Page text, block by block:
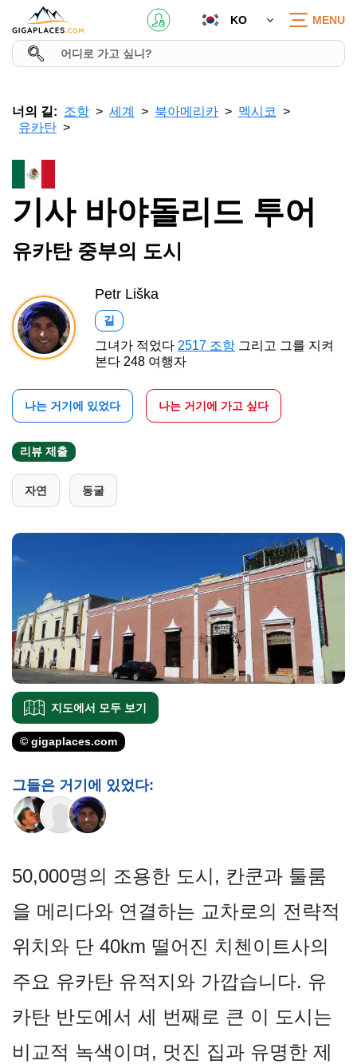
KO MENU
너의 길: 조항 세계 북아메리카
멕시코
유카탄
기사 바야돌리드 투어
유카탄 중부의 도시
Petr Liška
길
그녀가 적었다 2517 조항 그리고 그를 지켜
본다 248 여행자
나는 거기에 있었다 나는 거기에 가고 싶다
리뷰 제출
자연 동굴
지도에서 모두 보기
© gigaplaces.com
그들은 거기에 있었다:
50,000명의 조용한 도시, 칸쿤과 툴룸
을 메리다와 연결하는 교차로의 전략적
위치와 단 40km 떨어진 치첸이트사의
주요 유카탄 유적지와 가깝습니다. 유
카탄 반도에서 세 번째로 큰 이 도시는
비교적 녹색이며, 멋진 집과 유명한 제